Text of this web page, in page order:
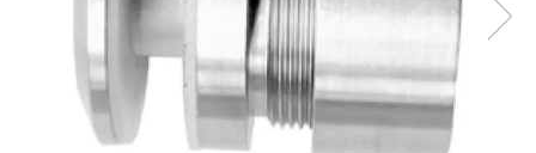
Feronerie toc usa sticla
Set broasca + balama + maner usa
Set broasca + balama usa sticla
Balama usa sticla